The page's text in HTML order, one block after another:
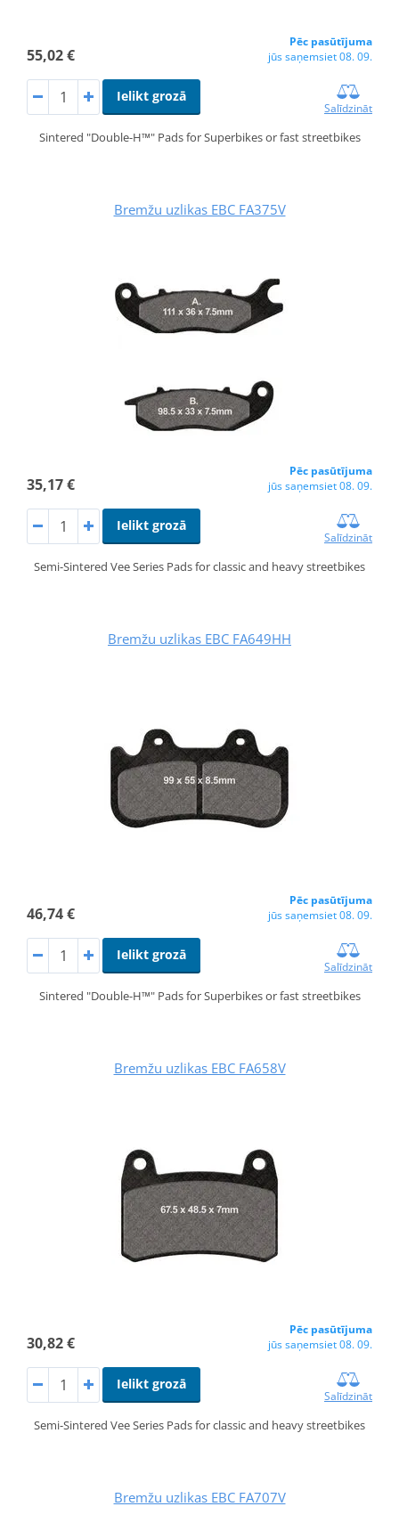
55,02 €
Pēc pasūtījuma
jūs saņemsiet 08. 09.
Ielikt grozā
Salīdzināt
Sintered "Double-H™" Pads for Superbikes or fast streetbikes
Bremžu uzlikas EBC FA375V
35,17 €
Pēc pasūtījuma
jūs saņemsiet 08. 09.
Ielikt grozā
Salīdzināt
Semi-Sintered Vee Series Pads for classic and heavy streetbikes
Bremžu uzlikas EBC FA649HH
46,74 €
Pēc pasūtījuma
jūs saņemsiet 08. 09.
Ielikt grozā
Salīdzināt
Sintered "Double-H™" Pads for Superbikes or fast streetbikes
Bremžu uzlikas EBC FA658V
30,82 €
Pēc pasūtījuma
jūs saņemsiet 08. 09.
Ielikt grozā
Salīdzināt
Semi-Sintered Vee Series Pads for classic and heavy streetbikes
Bremžu uzlikas EBC FA707V